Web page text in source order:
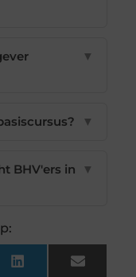
▼
▼
BHV'ers in
▼
LinkedIn Email